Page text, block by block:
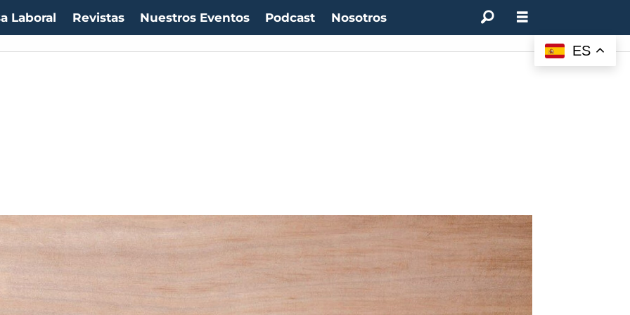
Laboral Revistas Nuestros Eventos Podcast Nosotros
ES